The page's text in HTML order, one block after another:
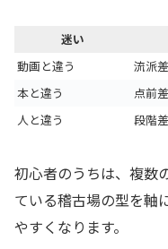
迷い
動画と違う
流派
本と違う
点前
人と違う
段階
初心者のうちは、複数
ている稽古場の型を軸
やすくなります。